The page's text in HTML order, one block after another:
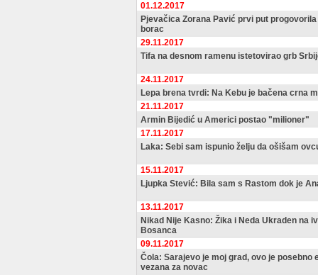
01.12.2017
Pjevačica Zorana Pavić prvi put
borac
29.11.2017
Tifa na desnom ramenu istetovirao grb
24.11.2017
Lepa brena tvrdi: Na Kebu je bačena crna
21.11.2017
Armin Bijedić u Americi postao "milioner"
17.11.2017
Laka: Sebi sam ispunio želju da ošišam
15.11.2017
Ljupka Stević: Bila sam s Rastom dok je
13.11.2017
Nikad Nije Kasno: Žika i Neda Ukraden na
Bosanca
09.11.2017
Čola: Sarajevo je moj grad, ovo je posebno
vezana za novac